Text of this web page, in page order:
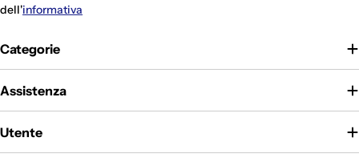
Categorie
Assistenza
Utente
dell'informativa